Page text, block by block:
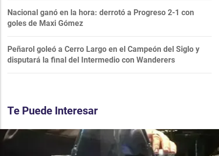
Nacional ganó en la hora: derrotó a Progreso 2-1 con
goles de Maxi Gómez
Peñarol goleó a Cerro Largo en el Campeón del Siglo y
disputará la final del Intermedio con Wanderers
Te Puede Interesar